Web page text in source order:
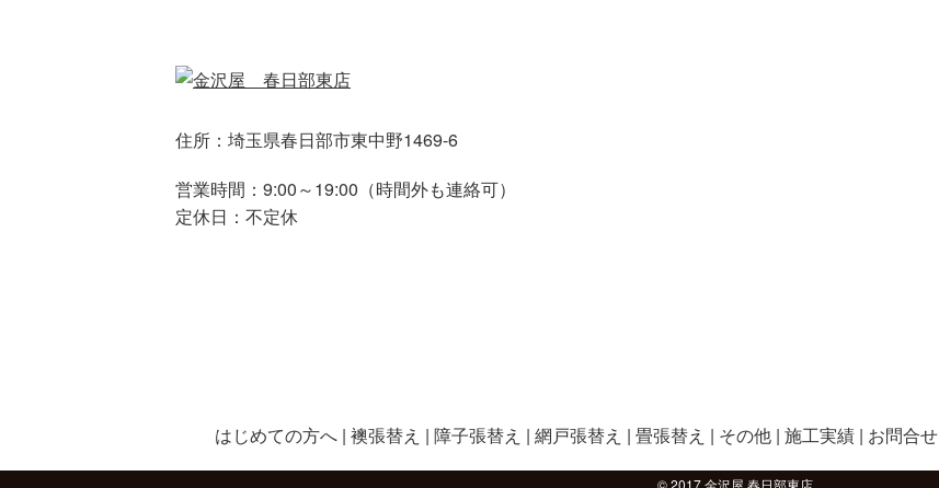
住所：埼玉県春日部市東中野1469-6
営業時間：9:00～19:00（時間外も連絡可）
定休日：不定休
はじめての方へ 襖張替え 障子張替え 網戸張替え 畳張替え その他 施工実績 お問合せ